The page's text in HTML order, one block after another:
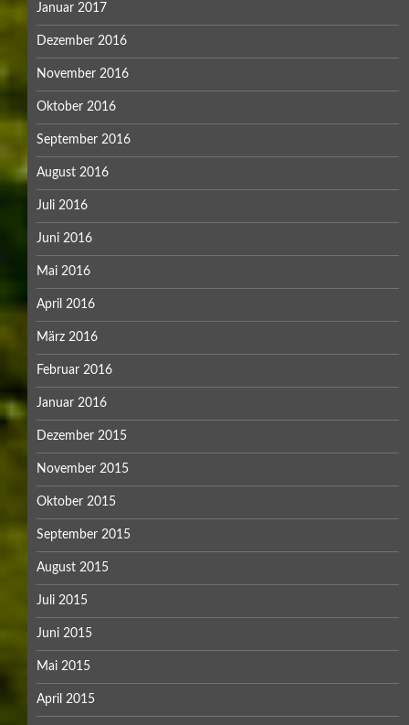
Januar 2017
Dezember 2016
November 2016
Oktober 2016
September 2016
August 2016
Juli 2016
Juni 2016
Mai 2016
April 2016
März 2016
Februar 2016
Januar 2016
Dezember 2015
November 2015
Oktober 2015
September 2015
August 2015
Juli 2015
Juni 2015
Mai 2015
April 2015